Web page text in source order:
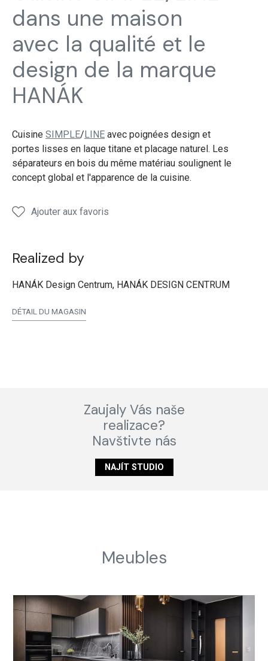
LIne
Simple
LIne
dans une maison
avec la qualité et le
design de la marque
HANÁK
Cuisine SIMPLE/LINE avec poignées design et
portes lisses en laque titane et placage naturel. Les
séparateurs en bois du même matériau soulignent le
concept global et l'apparence de la cuisine.
Ajouter aux favoris
Realized by
HANÁK Design Centrum, HANÁK DESIGN CENTRUM
DÉTAIL DU MAGASIN
Zaujaly Vás naše
realizace?
Navštivte nás
NAJÍT STUDIO
Meubles